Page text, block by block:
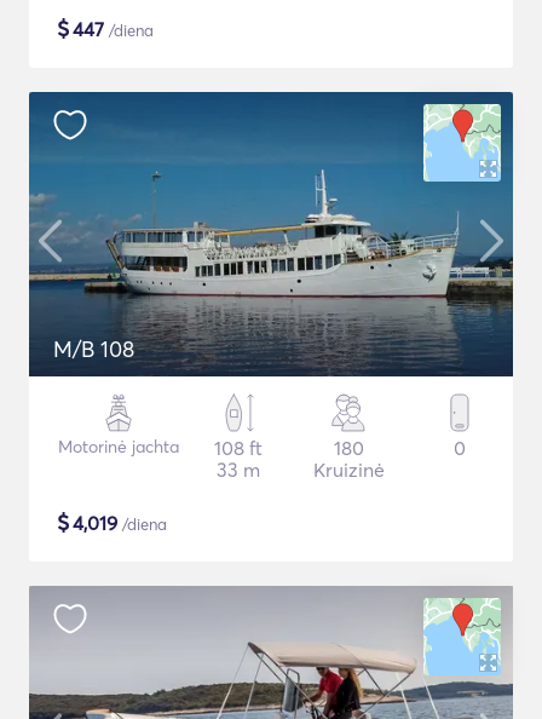
$447 /diena
M/B 108
Motorinė jachta
108 ft
33 m
180
Kruizinė
0
$4,019 /diena